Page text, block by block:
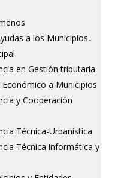
a los Municipios↓
en Gestión tributaria
a Municipios
y Cooperación
Técnica-Urbanística
Técnica informática y